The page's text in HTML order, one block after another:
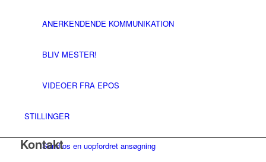
ANERKENDENDE KOMMUNIKATION
BLIV MESTER!
VIDEOER FRA EPOS
STILLINGER
Send os en uopfordret ansøgning
Kontakt